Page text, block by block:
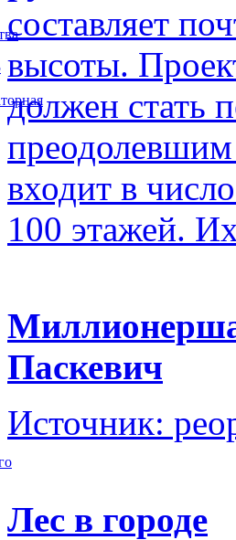
составляет
высоты.
должен стать
входит в
100 этажей.
Паскевич
Источник:
Лес в городе